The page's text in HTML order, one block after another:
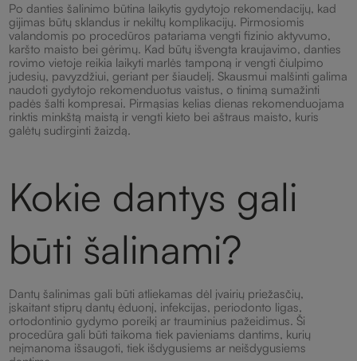
Po danties šalinimo būtina laikytis gydytojo rekomendacijų, kad
gijimas būtų sklandus ir nekiltų komplikacijų. Pirmosiomis
valandomis po procedūros patariama vengti fizinio aktyvumo,
karšto maisto bei gėrimų. Kad būtų išvengta kraujavimo, danties
rovimo vietoje reikia laikyti marlės tamponą ir vengti čiulpimo
judesių, pavyzdžiui, geriant per šiaudelį. Skausmui malšinti galima
naudoti gydytojo rekomenduotus vaistus, o tinimą sumažinti
padės šalti kompresai. Pirmąsias kelias dienas rekomenduojama
rinktis minkštą maistą ir vengti kieto bei aštraus maisto, kuris
galėtų sudirginti žaizdą.
Kokie dantys gali
būti šalinami?
Dantų šalinimas gali būti atliekamas dėl įvairių priežasčių,
įskaitant stiprų dantų ėduonį, infekcijas, periodonto ligas,
ortodontinio gydymo poreikį ar trauminius pažeidimus. Ši
procedūra gali būti taikoma tiek pavieniams dantims, kurių
neįmanoma išsaugoti, tiek išdygusiems ar neišdygusiems